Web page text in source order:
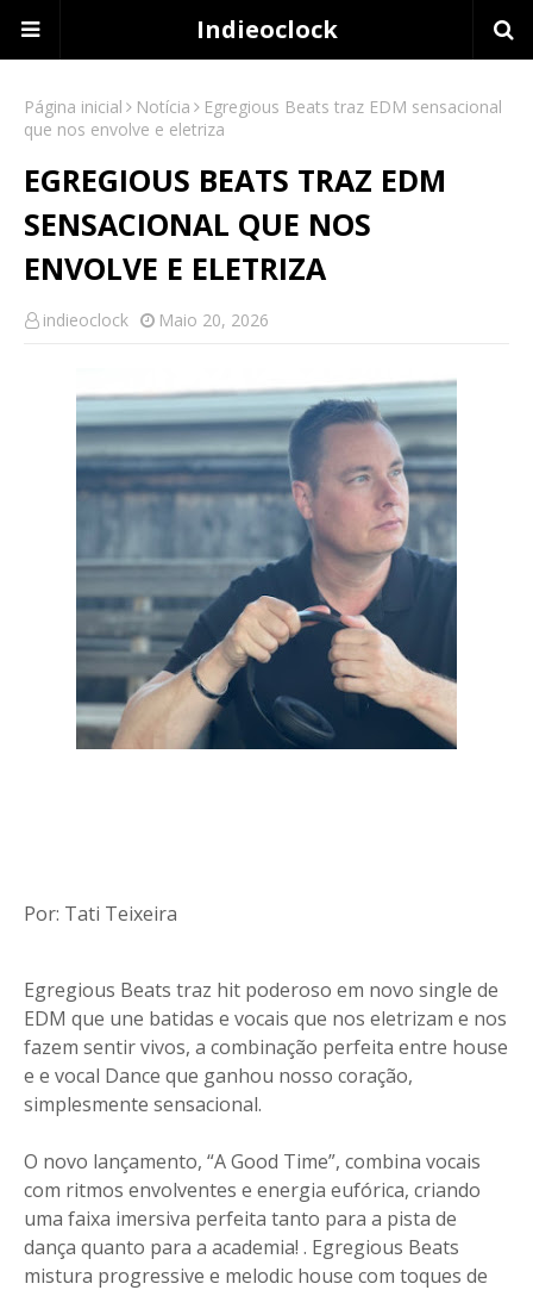
Indieoclock
Página inicial Notícia
Egregious Beats traz EDM sensacional
que nos envolve e eletriza
EGREGIOUS BEATS TRAZ EDM
SENSACIONAL QUE NOS
ENVOLVE E ELETRIZA
indieoclock Maio 20, 2026
Por: Tati Teixeira
Egregious Beats traz hit poderoso em novo single de
EDM que une batidas e vocais que nos eletrizam e nos
fazem sentir vivos, a combinação perfeita entre house
e e vocal Dance que ganhou nosso coração,
simplesmente sensacional.
O novo lançamento, “A Good Time”, combina vocais
com ritmos envolventes e energia eufórica, criando
uma faixa imersiva perfeita tanto para a pista de
dança quanto para a academia! . Egregious Beats
mistura progressive e melodic house com toques de